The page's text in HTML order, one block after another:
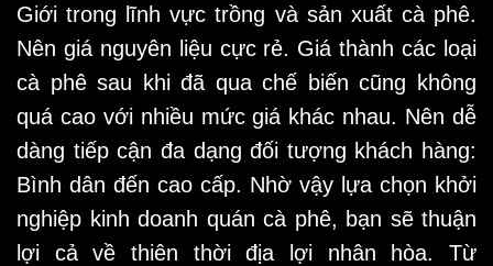
Giới trong lĩnh vực trồng và sản xuất cà phê.
Nên giá nguyên liệu cực rẻ. Giá thành các loại
cà phê sau khi đã qua chế biến cũng không
quá cao với nhiều mức giá khác nhau. Nên dễ
dàng tiếp cận đa dạng đối tượng khách hàng:
Bình dân đến cao cấp. Nhờ vậy lựa chọn khởi
nghiệp kinh doanh quán cà phê, bạn sẽ thuận
lợi cả về thiên thời địa lợi nhân hòa. Từ